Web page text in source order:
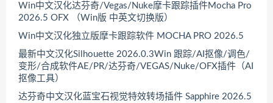
Win中文汉化达芬奇/Vegas/Nuke摩卡跟踪插件Mocha Pro
2026.5 OFX （Win版 中英文切换版）
Win中文汉化独立版摩卡跟踪软件 MOCHA PRO 2026.5
最新中文汉化Silhouette 2026.0.3Win 跟踪/AI抠像/调色/
变形/合成软件AE/PR/达芬奇/VEGAS/Nuke/OFX插件（AI
抠像工具）
达芬奇中文汉化蓝宝石视觉特效转场插件 Sapphire 2026.5